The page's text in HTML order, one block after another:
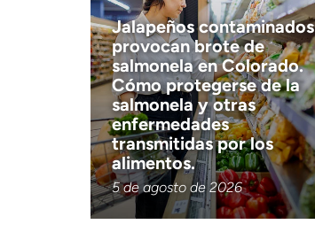
Jalapeños contaminados
provocan brote de
salmonela en Colorado.
Cómo protegerse de la
salmonela y otras
enfermedades
transmitidas por los
alimentos.
5 de agosto de 2026